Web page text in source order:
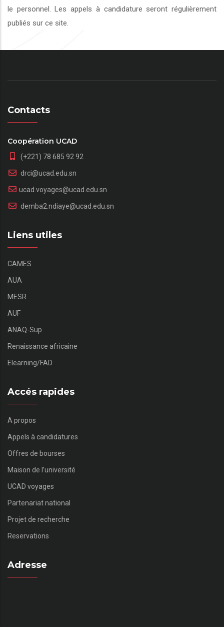
le personnel. Les appels à candidature seront régulièrement
publiés sur ce site.
Contacts
Coopération UCAD
(+221) 78 685 92 92
drci@ucad.edu.sn
ucad.voyages@ucad.edu.sn
demba2.ndiaye@ucad.edu.sn
Liens utiles
CAMES
AUA
MESR
AUF
ANAQ-Sup
Renaissance africaine
Elearning/FAD
Accés rapides
A propos
Appels à candidatures
Offres de bourses
Maison de l’université
UCAD voyages
Partenariat national
Projet de recherche
Reservations
Adresse